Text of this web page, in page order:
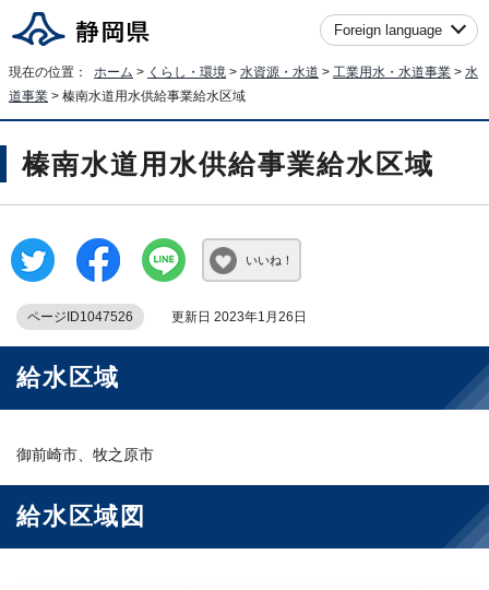
Foreign language
現在の位置： ホーム > くらし・環境 > 水資源・水道 > 工業用水・水道事業 > 水
道事業 > 榛南水道用水供給事業給水区域
榛南水道用水供給事業給水区域
いいね！
ページID1047526 更新日 2023年1月26日
給水区域
御前崎市、牧之原市
給水区域図